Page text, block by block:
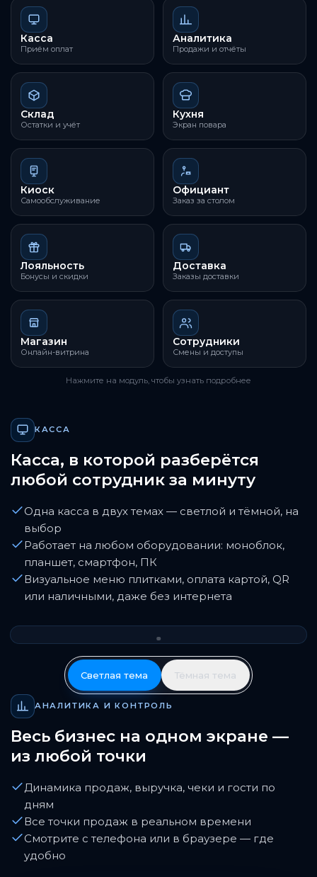
Касса
Приём оплат
Аналитика
Продажи и отчёты
Склад
Остатки и учёт
Кухня
Экран повара
Киоск
Самообслуживание
Официант
Заказ за столом
Лояльность
Бонусы и скидки
Доставка
Заказы доставки
Магазин
Онлайн-витрина
Сотрудники
Смены и доступы
Нажмите на модуль, чтобы узнать подробнее
КАССА
Касса, в которой разберётся
любой сотрудник за минуту
Одна касса в двух темах — светлой и тёмной, на
выбор
Работает на любом оборудовании: моноблок,
планшет, смартфон, ПК
Визуальное меню плитками, оплата картой, QR
или наличными, даже без интернета
Светлая тема Тёмная тема
АНАЛИТИКА И КОНТРОЛЬ
Весь бизнес на одном экране —
из любой точки
Динамика продаж, выручка, чеки и гости по
дням
Все точки продаж в реальном времени
Смотрите с телефона или в браузере — где
удобно